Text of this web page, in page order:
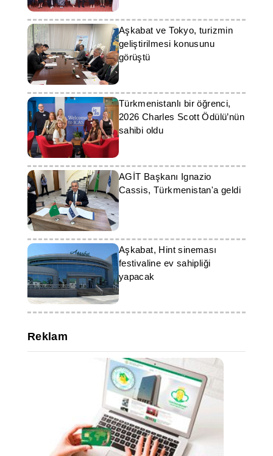
Aşkabat ve Tokyo, turizmin
geliştirilmesi konusunu
görüştü
Türkmenistanlı bir öğrenci,
2026 Charles Scott Ödülü’nün
sahibi oldu
AGİT Başkanı Ignazio
Cassis, Türkmenistan'a geldi
Aşkabat, Hint sineması
festivaline ev sahipliği
yapacak
Reklam